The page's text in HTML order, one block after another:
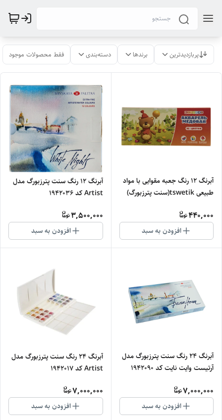
پربازدیدترین برندها دسته‌بندی فقط محصولات موجود
آبرنگ 12 رنگ جعبه مقوایی با مواد
طبیعی tswetik(سنت پترزبورگ)
440,000
افزودن به سبد
آبرنگ 12 رنگ سنت پترزبورگ مدل
Artist کد 1942036
3,500,000
افزودن به سبد
آبرنگ 24 رنگ سنت پترزبورگ مدل
آرتیست وایت نایت کد 1942090
7,000,000
افزودن به سبد
آبرنگ 24 رنگ سنت پترزبورگ مدل
Artist کد 1942017
7,000,000
افزودن به سبد